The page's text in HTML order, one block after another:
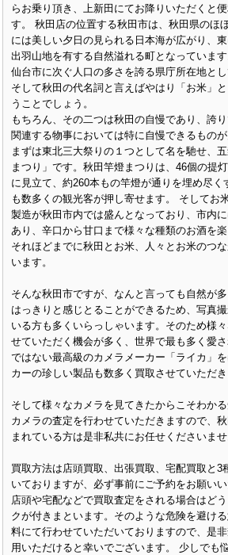
らお乗り頂き、上新田にてお降りいただくと
す。 秋田店の位置する秋田市は、秋田県のほ
には美しい夕日の見られる日本海が広がり、
出羽山地を有する自然溢れる町となっていま
仙台市に次ぐ人口の多さを誇る県庁所在地とし
そして秋田の代名詞と言えばやはり「お米」
うことでしょう。
もちろん、その二つは秋田の自慢であり、誇
関連する物事においては特に自慢できるものが
まずは東北三大祭りの１つとして名を馳せ、
まつり」です。秋田竿燈まつりは、46個の提
に見立て、約260本もの竿燈が通りを埋め尽く
も数多くの観光客が押し寄せます。 そしてお
製造が秋田市内では盛んとなっており、市内
あり、辛口から甘口まで様々な種類のお酒を楽
それほどまでに秋田とお米、人々とお米のつ
います。
そんな秋田市ですが、なんと言っても自然が
はっきりと感じとることができるため、写真
いる方も多くいらっしゃいます。そのため様
せていただく機会が多く、世界で最も多く愛
ではない最高級のカメラメーカー「ライカ」
カーの珍しい製品も数多く買取させていただき
そして様々なカメラを見てきたからこそわか
カメラの査定を行わせていただきますので、
まれている方は是非私共にお任せくださいませ
買取方法は店頭買取、出張買取、宅配買取と3
いておりますが、必ず事前にご予約をお願いい
店頭や宅配などで買取査定をされる場合はど
クが付きまといます。そのような危険を避け
料にて行わせていただいておりますので、是
用いただけると幸いでございます。 少しでも